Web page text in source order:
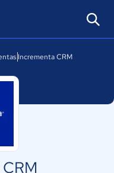
Incrementa CRM